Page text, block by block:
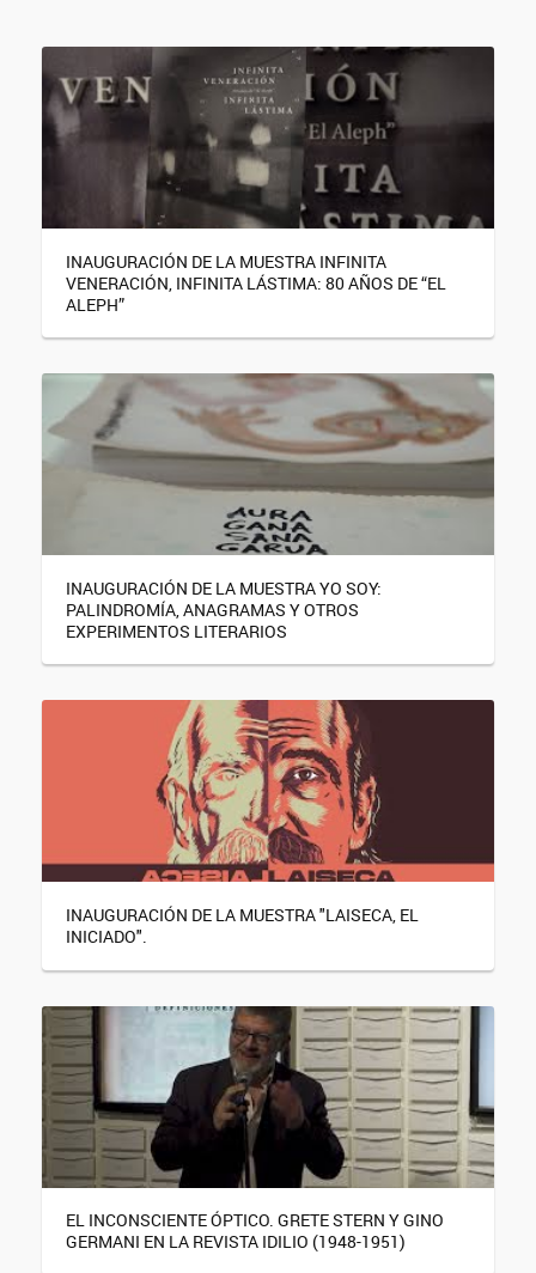
INAUGURACIÓN DE LA MUESTRA INFINITA
VENERACIÓN, INFINITA LÁSTIMA: 80 AÑOS DE “EL
ALEPH”
INAUGURACIÓN DE LA MUESTRA YO SOY:
PALINDROMÍA, ANAGRAMAS Y OTROS
EXPERIMENTOS LITERARIOS
INAUGURACIÓN DE LA MUESTRA "LAISECA, EL
INICIADO".
EL INCONSCIENTE ÓPTICO. GRETE STERN Y GINO
GERMANI EN LA REVISTA IDILIO (1948-1951)